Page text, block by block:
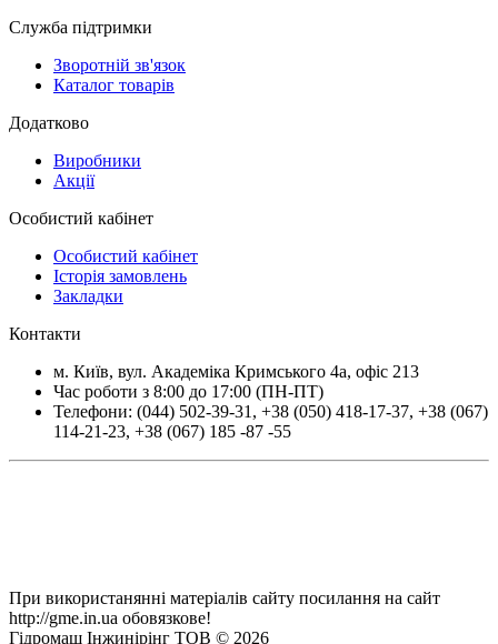
Служба підтримки
Зворотній зв'язок
Каталог товарів
Додатково
Виробники
Акції
Особистий кабінет
Особистий кабінет
Історія замовлень
Закладки
Контакти
м. Київ, вул. Академіка Кримського 4а, офіс 213
Час роботи з 8:00 до 17:00 (ПН-ПТ)
Телефони: (044) 502-39-31 , +38 (050) 418-17-37, +38 (067)
114-21-23, +38 (067) 185 -87 -55
При використанянні матеріалів сайту посилання на сайт
http://gme.in.ua обовязкове!
Гідромаш Інжинірінг ТОВ © 2026